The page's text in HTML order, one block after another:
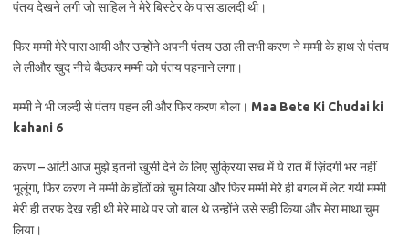
पंतय देखने लगी जो साहिल ने मेरे बिस्टेर के पास डालदी थी।
फिर मम्मी मेरे पास आयी और उन्होंने अपनी पंतय उठा ली तभी करण ने मम्मी के हाथ से पंतय
ले लीऔर खुद नीचे बैठकर मम्मी को पंतय पहनाने लगा।
मम्मी ने भी जल्दी से पंतय पहन ली और फिर करण बोला। Maa Bete Ki Chudai ki
kahani 6
करण – आंटी आज मुझे इतनी खुसी देने के लिए सुक्रिया सच में ये रात मैं ज़िंदगी भर नहीं
भूलूंगा, फिर करण ने मम्मी के होंठों को चुम लिया और फिर मम्मी मेरे ही बगल में लेट गयी मम्मी
मेरी ही तरफ देख रही थी मेरे माथे पर जो बाल थे उन्होंने उसे सही किया और मेरा माथा चुम
लिया।